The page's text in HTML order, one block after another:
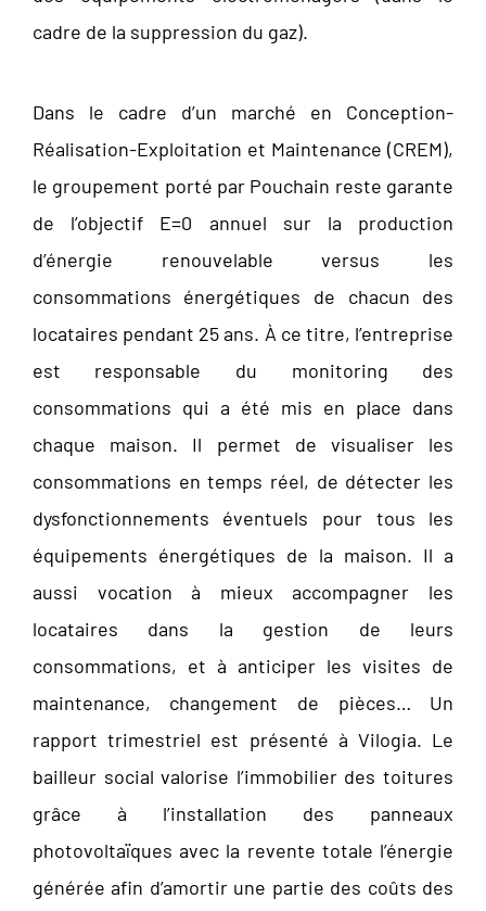
cadre de la suppression du gaz).
Dans le cadre d’un marché en Conception-
Réalisation-Exploitation et Maintenance (CREM),
le groupement porté par Pouchain reste garante
de l’objectif E=0 annuel sur la production
d’énergie renouvelable versus les
consommations énergétiques de chacun des
locataires pendant 25 ans. À ce titre, l’entreprise
est responsable du monitoring des
consommations qui a été mis en place dans
chaque maison. Il permet de visualiser les
consommations en temps réel, de détecter les
dysfonctionnements éventuels pour tous les
équipements énergétiques de la maison. Il a
aussi vocation à mieux accompagner les
locataires dans la gestion de leurs
consommations, et à anticiper les visites de
maintenance, changement de pièces… Un
rapport trimestriel est présenté à Vilogia. Le
bailleur social valorise l’immobilier des toitures
grâce à l’installation des panneaux
photovoltaïques avec la revente totale l’énergie
générée afin d’amortir une partie des coûts des